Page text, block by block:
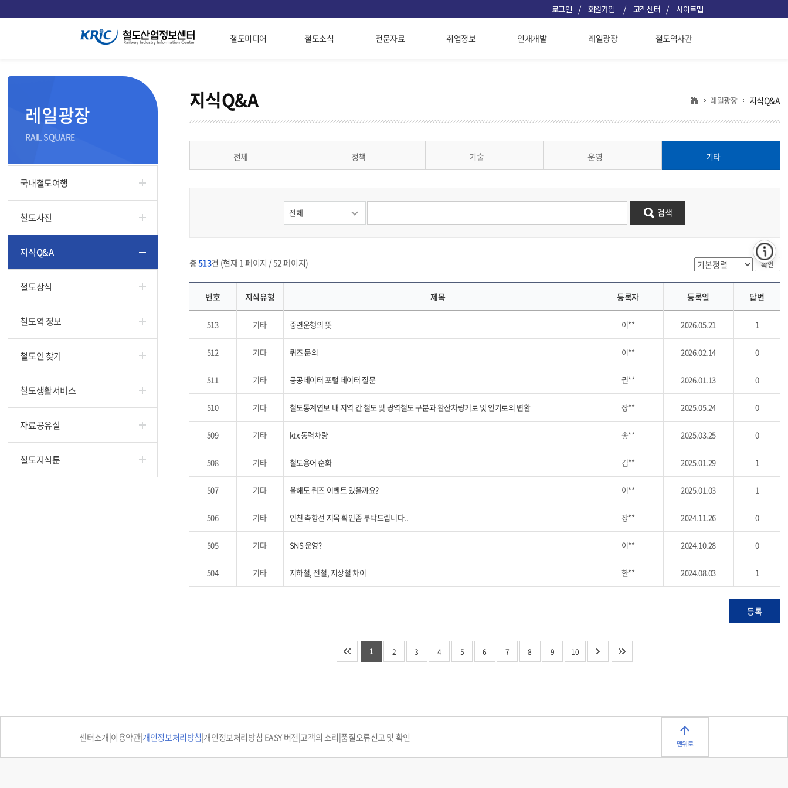
로그인 / 회원가입 / 고객센터 / 사이트맵
철도미디어 철도소식 전문자료 취업정보 인재개발 레일광장 철도역사관
레일광장
RAIL SQUARE
국내철도여행
철도사진
지식Q&A
철도상식
철도역 정보
철도인 찾기
철도생활서비스
자료공유실
철도지식툰
레일광장 지식Q&A
지식Q&A
전체 정책 기술 운영 기타
검색
총513건 (현재 1 페이지 / 52 페이지) 확인
번호 지식유형 제목 등록자 등록일 답변
513 기타 중련운행의 뜻 이** 2026.05.21 1
512 기타 퀴즈 문의 이** 2026.02.14 0
511 기타 공공데이터 포털 데이터 질문 권** 2026.01.13 0
510 기타 철도통계연보 내 지역 간 철도 및 광역철도 구분과 환산차량키로 및 인키로의 변환 장** 2025.05.24 0
509 기타 ktx 동력차량 송** 2025.03.25 0
508 기타 철도용어 순화 김** 2025.01.29 1
507 기타 올해도 퀴즈 이벤트 있을까요? 이** 2025.01.03 1
506 기타 인천 축항선 지목 확인좀 부탁드립니다.. 장** 2024.11.26 0
505 기타 SNS 운영? 이** 2024.10.28 0
504 기타 지하철, 전철, 지상철 차이 한** 2024.08.03 1
등록
1 2 3 4 5 6 7 8 9 10
마지막 페이지로 이동
센터소개|이용약관|개인정보처리방침|개인정보처리방침 EASY 버전|고객의 소리|품질오류신고 및 확인
맨위로